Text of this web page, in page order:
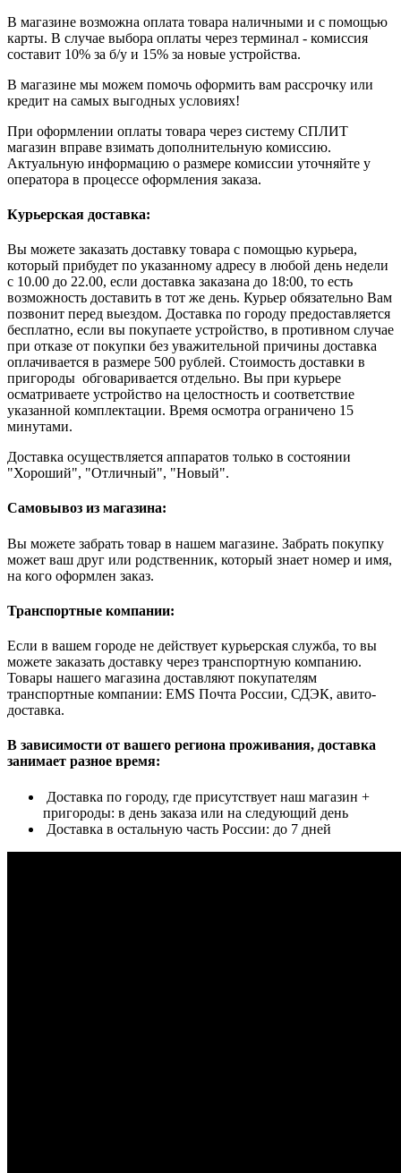
В магазине возможна оплата товара наличными и с помощью
карты. В случае выбора оплаты через терминал - комиссия
составит 10% за б/у и 15% за новые устройства.
В магазине мы можем помочь оформить вам рассрочку или
кредит на самых выгодных условиях!
При оформлении оплаты товара через систему СПЛИТ
магазин вправе взимать дополнительную комиссию.
Актуальную информацию о размере комиссии уточняйте у
оператора в процессе оформления заказа.
Курьерская доставка:
Вы можете заказать доставку товара с помощью курьера,
который прибудет по указанному адресу в любой день недели
с 10.00 до 22.00, если доставка заказана до 18:00, то есть
возможность доставить в тот же день. Курьер обязательно Вам
позвонит перед выездом. Доставка по городу предоставляется
бесплатно, если вы покупаете устройство, в противном случае
при отказе от покупки без уважительной причины доставка
оплачивается в размере 500 рублей. Стоимость доставки в
пригороды обговаривается отдельно. Вы при курьере
осматриваете устройство на целостность и соответствие
указанной комплектации. Время осмотра ограничено 15
минутами.
Доставка осуществляется аппаратов только в состоянии
"Хороший", "Отличный", "Новый".
Самовывоз из магазина:
Вы можете забрать товар в нашем магазине. Забрать покупку
может ваш друг или родственник, который знает номер и имя,
на кого оформлен заказ.
Транспортные компании:
Если в вашем городе не действует курьерская служба, то вы
можете заказать доставку через транспортную компанию.
Товары нашего магазина доставляют покупателям
транспортные компании: EMS Почта России, СДЭК, авито-
доставка.
В зависимости от вашего региона проживания, доставка
занимает разное время:
Доставка по городу, где присутствует наш магазин +
пригороды: в день заказа или на следующий день
Доставка в остальную часть России: до 7 дней